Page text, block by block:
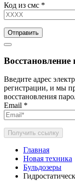
Код из смс *
Отправить
Восстановление
Введите адрес
регистрации, и мы
восстановления
Email *
Получить ссылку
Главная
Новая техника
Бульдозеры